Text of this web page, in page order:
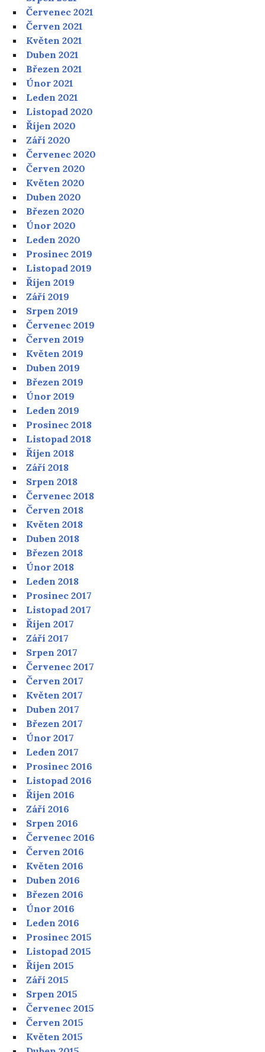
Červenec 2021
Červen 2021
Květen 2021
Duben 2021
Březen 2021
Únor 2021
Leden 2021
Listopad 2020
Říjen 2020
Září 2020
Červenec 2020
Červen 2020
Květen 2020
Duben 2020
Březen 2020
Únor 2020
Leden 2020
Prosinec 2019
Listopad 2019
Říjen 2019
Září 2019
Srpen 2019
Červenec 2019
Červen 2019
Květen 2019
Duben 2019
Březen 2019
Únor 2019
Leden 2019
Prosinec 2018
Listopad 2018
Říjen 2018
Září 2018
Srpen 2018
Červenec 2018
Červen 2018
Květen 2018
Duben 2018
Březen 2018
Únor 2018
Leden 2018
Prosinec 2017
Listopad 2017
Říjen 2017
Září 2017
Srpen 2017
Červenec 2017
Červen 2017
Květen 2017
Duben 2017
Březen 2017
Únor 2017
Leden 2017
Prosinec 2016
Listopad 2016
Říjen 2016
Září 2016
Srpen 2016
Červenec 2016
Červen 2016
Květen 2016
Duben 2016
Březen 2016
Únor 2016
Leden 2016
Prosinec 2015
Listopad 2015
Říjen 2015
Září 2015
Srpen 2015
Červenec 2015
Červen 2015
Květen 2015